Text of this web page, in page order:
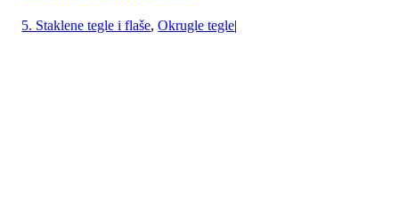
5. Staklene tegle i flaše,Okrugle tegle|